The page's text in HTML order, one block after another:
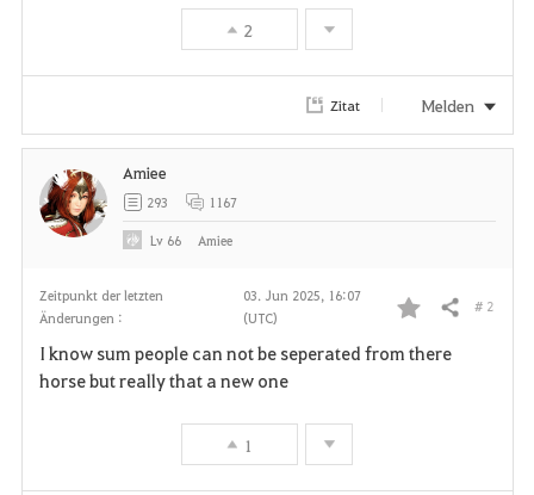
i
2
Zitat Melden
Zeitpunkt der letzten
Änderungen :
03. Jun 2025, 16:07
(UTC)
F
Teilen # 2
I know sum people can not be seperated from there
horse but really that a new one
1
Amiee
293 1167
Lv 66 Amiee